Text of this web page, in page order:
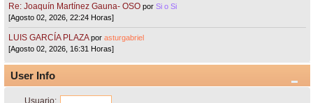
Re: Joaquín Martínez Gauna- OSO porSi o Si
[Agosto 02, 2026, 22:24 Horas]
LUIS GARCÍA PLAZA porasturgabriel
[Agosto 02, 2026, 16:31 Horas]
User Info